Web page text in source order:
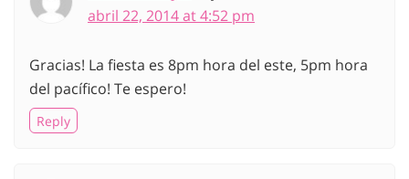
abril 22, 2014 at 4:52 pm
Gracias! La fiesta es 8pm hora del este, 5pm hora
del pacífico! Te espero!
Reply